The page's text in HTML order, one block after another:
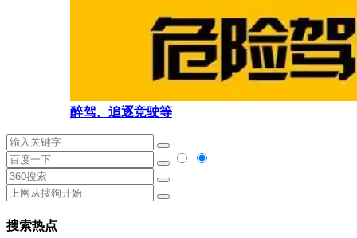
醉驾、追逐竞驶等
搜索热点